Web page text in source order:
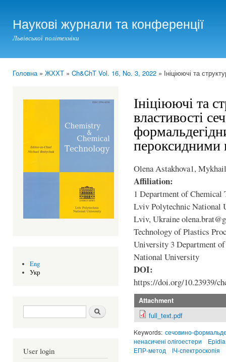
Наукові журнали та конференції
Львівської політехніки
Головна» ЖХХТ » Ch&ChT Vol. 16, No. 3, 2022 » Ініціюючі та
Eng
Укр
Search form Шукати
User login
Ініціюючі та
властивості
пероксидними
Olena Astakhova1,
Affiliation:
1 Department of Chemical
Lviv Polytechnic National
Lviv, Ukraine
Technology of Plastics
University 3 Department
National University
DOI:
https://doi.org/10.23939/
Attachment
full_text.pdf
Keywords: сечовино-
ненасичені олігоестери
ЕПР-метод
ІЧ-спектроскопія